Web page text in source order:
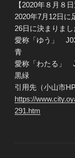
【2020年８月８日
2020年7月12日に
26日に決まりまし
愛称「ゆう」
青
愛称「わたる」
黒緑
引用先（小山市
https://
291.htm